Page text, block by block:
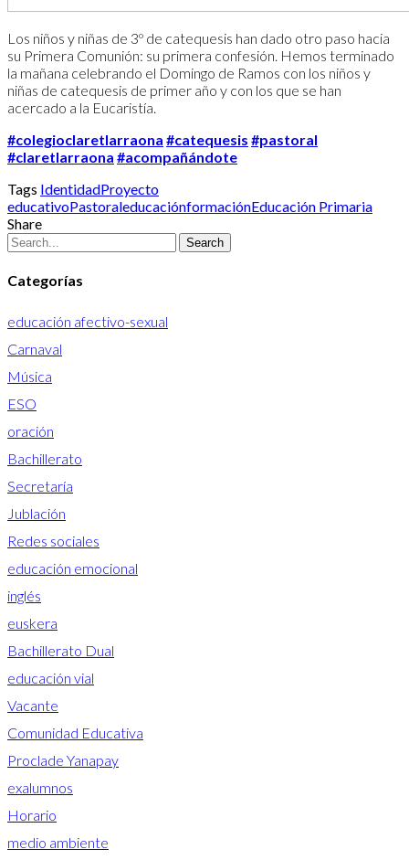
Los niños y niñas de 3º de catequesis han dado otro paso hacia
su Primera Comunión: su primera confesión. Hemos terminado
la mañana celebrando el Domingo de Ramos con los niños y
niñas de catequesis de primer año y con los que se han
acercado a la Eucaristía.
#colegioclaretlarraona #catequesis #pastoral
#claretlarraona #acompañándote
Tags IdentidadProyecto
educativoPastoraleducaciónformaciónEducación Primaria
Share
Search
Categorías
educación afectivo-sexual
Carnaval
Música
ESO
oración
Bachillerato
Secretaría
Jublación
Redes sociales
educación emocional
inglés
euskera
Bachillerato Dual
educación vial
Vacante
Comunidad Educativa
Proclade Yanapay
exalumnos
Horario
medio ambiente